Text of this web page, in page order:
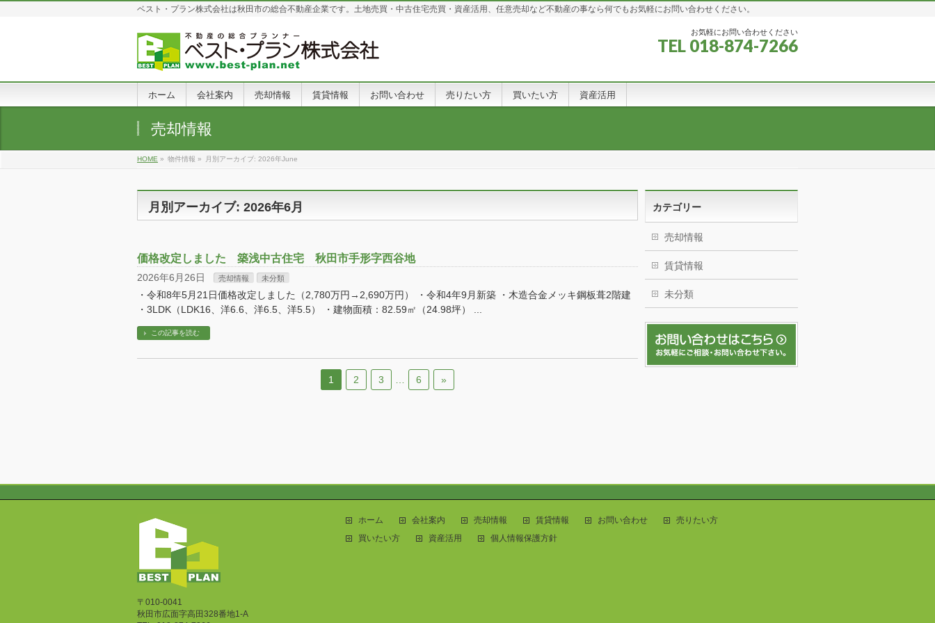
ベスト・プラン株式会社は秋田市の総合不動産企業です。土地売買・中古住宅売買・資産活用、任意売却など不動産の事なら何でもお気軽にお問い合わせください。
お気軽にお問い合わせください
TEL 018-874-7266
ホーム 会社案内 売却情報 賃貸情報 お問い合わせ 売りたい方 買いたい方 資産活用
売却情報
HOME » 物件情報 » 月別アーカイブ: 2026年June
月別アーカイブ: 2026年6月
価格改定しました 築浅中古住宅 秋田市手形字西谷地
2026年6月26日 売却情報 未分類
・令和8年5月21日価格改定しました（2,780万円→2,690万円） ・令和4年9月新築 ・木造合金メッキ鋼板葺2階建
・3LDK（LDK16、洋6.6、洋6.5、洋5.5） ・建物面積：82.59㎡（24.98坪） ...
この記事を読む
1 2 3 6 »
カテゴリー
売却情報
賃貸情報
未分類
〒010-0041
秋田市広面字高田328番地1-A
ホーム 会社案内 売却情報 賃貸情報 お問い合わせ
売りたい方
買いたい方
資産活用 個人情報保護方針